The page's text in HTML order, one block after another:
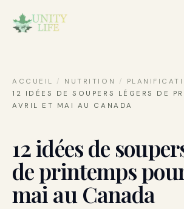
ACCUEIL / NUTRITION /
12 IDÉES DE SOUPERS LÉGERS DE
AVRIL ET MAI AU CANADA
12 idées de
de printemps
mai au Canada